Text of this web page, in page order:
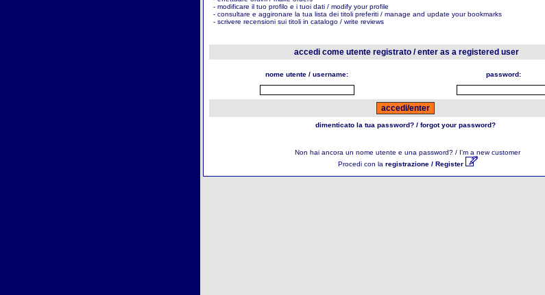
- modificare il tuo profilo e i tuoi dati / modify your profile
- consultare e aggironare la tua lista dei titoli preferiti / manage and update your bookmarks
- scrivere recensioni sui titoli in catalogo / write reviews
accedi come utente registrato / enter as a registered user
nome utente / username: password:
dimenticato la tua password? / forgot your password?
Non hai ancora un nome utente e una password? / I'm a new customer
Procedi con la registrazione / Register